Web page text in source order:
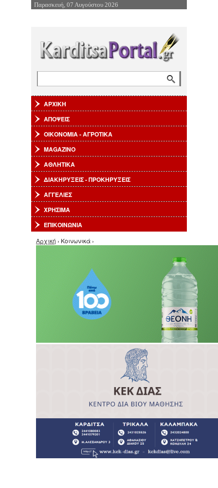
Επιστροφή στην Πλοήγηση
Παρασκευή, 07 Αυγούστου 2026
Φόρμα αναζήτησης
ΑΡΧΙΚΗ
ΑΠΟΨΕΙΣ
ΟΙΚΟΝΟΜΙΑ - ΑΓΡΟΤΙΚΑ
MAGAZINO
ΑΘΛΗΤΙΚΑ
ΔΙΑΚΗΡΥΞΕΙΣ - ΠΡΟΚΗΡΥΞΕΙΣ
ΑΓΓΕΛΙΕΣ
ΧΡΗΣΙΜΑ
ΕΠΙΚΟΙΝΩΝΙΑ
Είστε εδώ
Αρχική › Κοινωνικά ›